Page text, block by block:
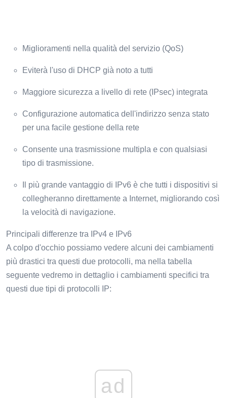
Miglioramenti nella qualità del servizio (QoS)
Eviterà l'uso di DHCP già noto a tutti
Maggiore sicurezza a livello di rete (IPsec) integrata
Configurazione automatica dell'indirizzo senza stato
per una facile gestione della rete
Consente una trasmissione multipla e con qualsiasi
tipo di trasmissione.
Il più grande vantaggio di IPv6 è che tutti i dispositivi si
collegheranno direttamente a Internet, migliorando così
la velocità di navigazione.
Principali differenze tra IPv4 e IPv6
A colpo d'occhio possiamo vedere alcuni dei cambiamenti
più drastici tra questi due protocolli, ma nella tabella
seguente vedremo in dettaglio i cambiamenti specifici tra
questi due tipi di protocolli IP:
ad